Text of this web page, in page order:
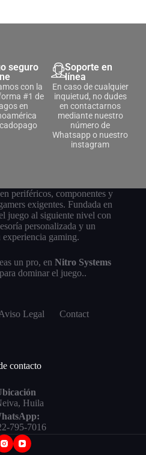
seguro
con la
#1 de
en
Soporte en
línea
En caso de cualquier
inquietud, no dudes
en contactarnos
mediante nuestro
número de
Whatsapp o nuestro
instagram
periféricos, componentes y
exigentes. Fundada en
juego al siguiente nivel con
personalizada y un
gaming.
un pro, enNitro Systems
dominar el juego..
Legal
Contact
contacto
Huila
795-7016